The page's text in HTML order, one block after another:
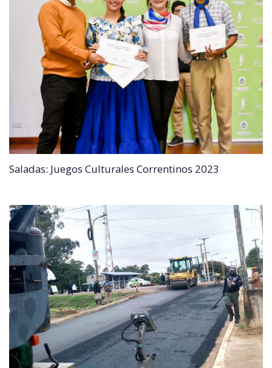
Saladas: Juegos Culturales Correntinos 2023